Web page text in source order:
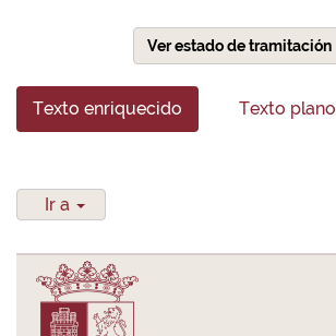
Ver estado de tramitación
Texto enriquecido Texto plano
Ir a